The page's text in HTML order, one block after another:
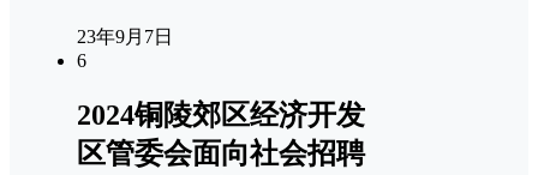
23年9月7日
6
2024铜陵郊区经济开发
区管委会面向社会招聘